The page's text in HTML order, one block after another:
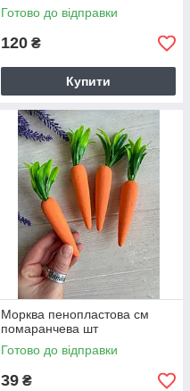
Готово до відправки
120 ₴
Купити
Морква пенопластова см
помаранчева шт
Готово до відправки
39 ₴